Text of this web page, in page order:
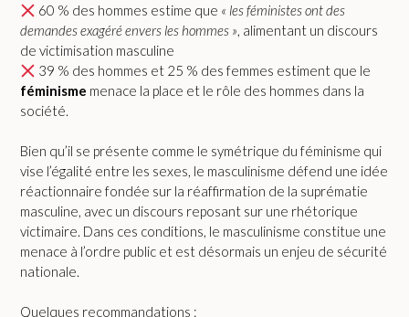
60 % des hommes estime que « les féministes ont des
demandes exagéré envers les hommes », alimentant un discours
de victimisation masculine
39 % des hommes et 25 % des femmes estiment que le
féminisme menace la place et le rôle des hommes dans la
société.
Bien qu’il se présente comme le symétrique du féminisme qui
vise l’égalité entre les sexes, le masculinisme défend une idée
réactionnaire fondée sur la réaffirmation de la suprématie
masculine, avec un discours reposant sur une rhétorique
victimaire. Dans ces conditions, le masculinisme constitue une
menace à l’ordre public et est désormais un enjeu de sécurité
nationale.
Quelques recommandations :